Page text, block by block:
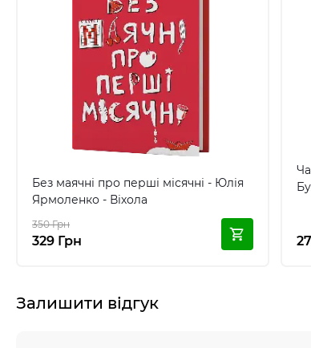
Без маячні про перші місячні - Юлія
Ярмоленко - Віхола
350 Грн
329 Грн
Залишити відгук